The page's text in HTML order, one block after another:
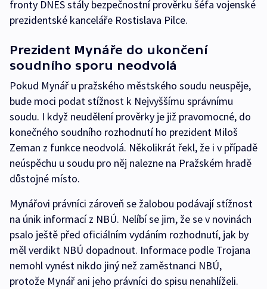
fronty DNES stály bezpečnostní prověrku šéfa vojenské
prezidentské kanceláře Rostislava Pilce.
Prezident Mynáře do ukončení
soudního sporu neodvolá
Pokud Mynář u pražského městského soudu neuspěje,
bude moci podat stížnost k Nejvyššímu správnímu
soudu. I když neudělení prověrky je již pravomocné, do
konečného soudního rozhodnutí ho prezident Miloš
Zeman z funkce neodvolá. Několikrát řekl, že i v případě
neúspěchu u soudu pro něj nalezne na Pražském hradě
důstojné místo.
Mynářovi právníci zároveň se žalobou podávají stížnost
na únik informací z NBÚ. Nelíbí se jim, že se v novinách
psalo ještě před oficiálním vydáním rozhodnutí, jak by
měl verdikt NBÚ dopadnout. Informace podle Trojana
nemohl vynést nikdo jiný než zaměstnanci NBÚ,
protože Mynář ani jeho právníci do spisu nenahlíželi.